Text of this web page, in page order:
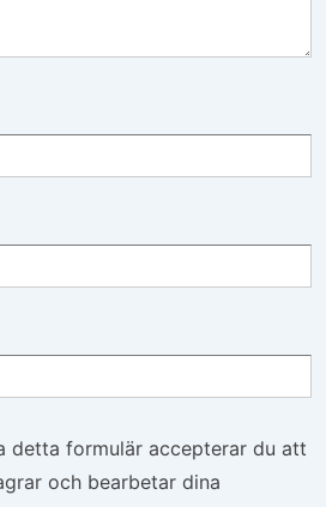
detta formulär accepterar du att
och bearbetar dina